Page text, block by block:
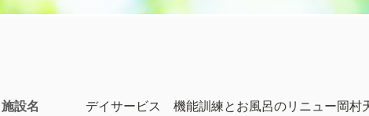
施設名 デイサービス 機能訓練とお風呂のリニュー岡村